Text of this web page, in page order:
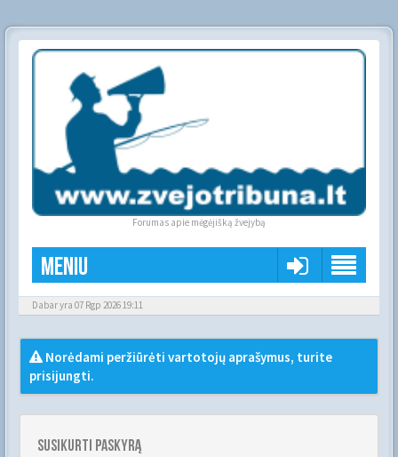
Forumas apie mėgėjišką žvejybą
Meniu
Dabar yra 07 Rgp 2026 19:11
Norėdami peržiūrėti vartotojų aprašymus, turite
prisijungti.
Susikurti paskyrą